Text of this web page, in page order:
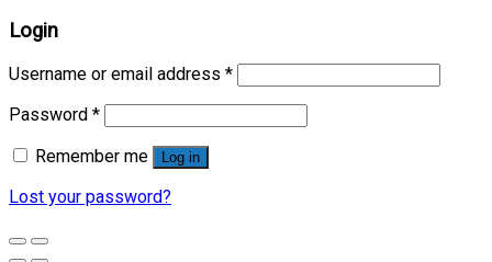
Login
Username or email address *
Password *
Remember me
Log in
Lost your password?